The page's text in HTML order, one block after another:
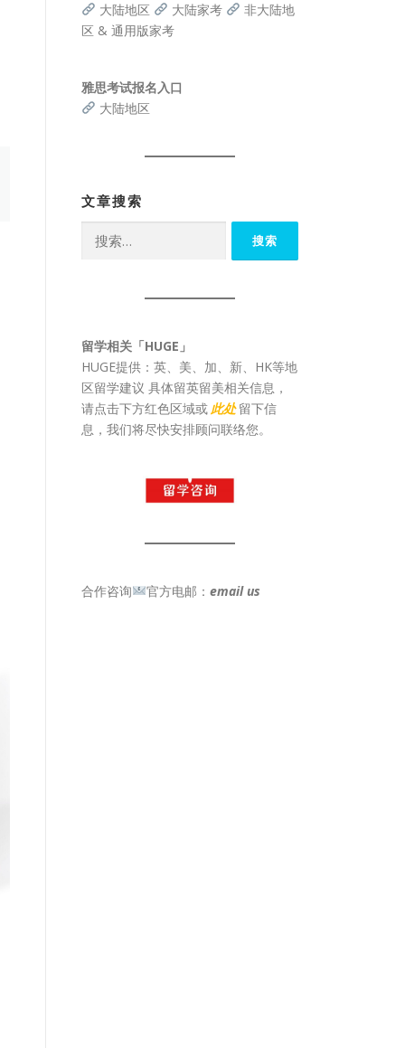
大陆地区
大陆家考
非大陆地
区 & 通用版家考
雅思考试报名入口
大陆地区
文章搜索
索：
留学相关「HUGE」
HUGE提供：英、美、加、新、HK等地
区留学建议 具体留英留美相关信息，
请点击下方红色区域或此处 留下信
息，我们将尽快安排顾问联络您。
合作咨询 官方电邮： email us